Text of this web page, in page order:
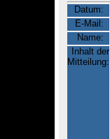
Datum:
E-Mail:
Name:
Inhalt der
Mitteilung: